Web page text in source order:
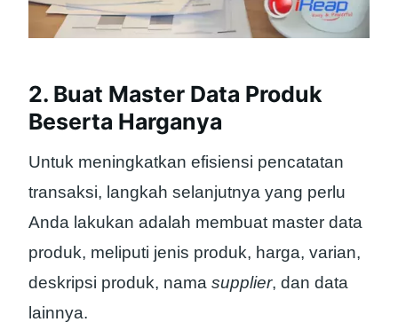
2. Buat Master Data Produk
Beserta Harganya
Untuk meningkatkan efisiensi pencatatan
transaksi, langkah selanjutnya yang perlu
Anda lakukan adalah membuat master data
produk, meliputi jenis produk, harga, varian,
deskripsi produk, nama supplier, dan data
lainnya.